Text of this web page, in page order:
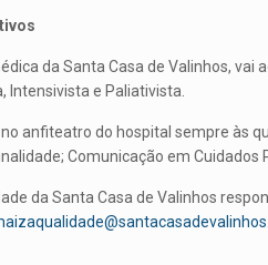
da Santa Casa de Valinhos, vai
Intensivista e Paliativista.
anfiteatro do hospital sempre às
Comunicação em Cuidados
da Santa Casa de Valinhos